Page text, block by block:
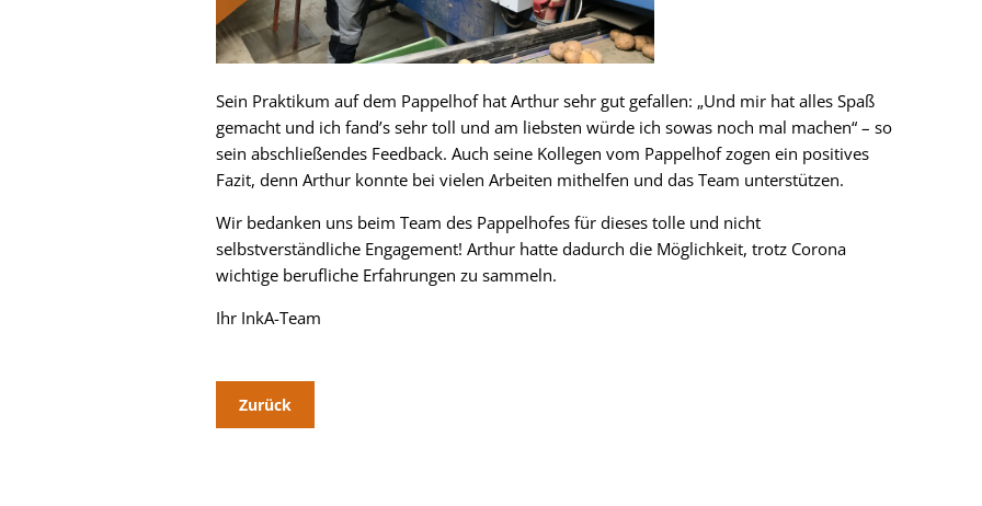
Sein Praktikum auf dem Pappelhof hat Arthur sehr gut gefallen: „Und mir hat alles Spaß
gemacht und ich fand’s sehr toll und am liebsten würde ich sowas noch mal machen“ – so
sein abschließendes Feedback. Auch seine Kollegen vom Pappelhof zogen ein positives
Fazit, denn Arthur konnte bei vielen Arbeiten mithelfen und das Team unterstützen.
Wir bedanken uns beim Team des Pappelhofes für dieses tolle und nicht
selbstverständliche Engagement! Arthur hatte dadurch die Möglichkeit, trotz Corona
wichtige berufliche Erfahrungen zu sammeln.
Ihr InkA-Team
Zurück